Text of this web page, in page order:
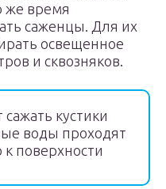
же время
саженцы. Для их
освещенное
и сквозняков.
сажать кустики
воды проходят
поверхности